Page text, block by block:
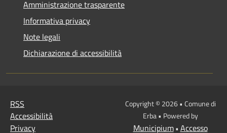
Amministrazione trasparente
Informativa privacy
Note legali
Dichiarazione di accessibilità
RSS
Accessibilità
Privacy
Copyright © 2026 • Comune di
Erba • Powered by
Municipium• Accesso